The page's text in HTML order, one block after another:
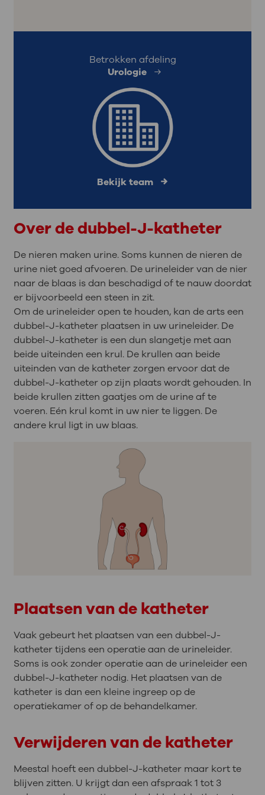
Betrokken afdeling
Urologie
Bekijk team
Over de dubbel-J-katheter
De nieren maken urine. Soms kunnen de nieren de
urine niet goed afvoeren. De urineleider van de nier
naar de blaas is dan beschadigd of te nauw doordat
er bijvoorbeeld een steen in zit.
Om de urineleider open te houden, kan de arts een
dubbel-J-katheter plaatsen in uw urineleider. De
dubbel-J-katheter is een dun slangetje met aan
beide uiteinden een krul. De krullen aan beide
uiteinden van de katheter zorgen ervoor dat de
dubbel-J-katheter op zijn plaats wordt gehouden. In
beide krullen zitten gaatjes om de urine af te
voeren. Eén krul komt in uw nier te liggen. De
andere krul ligt in uw blaas.
Plaatsen van de katheter
Vaak gebeurt het plaatsen van een dubbel-J-
katheter tijdens een operatie aan de urineleider.
Soms is ook zonder operatie aan de urineleider een
dubbel-J-katheter nodig. Het plaatsen van de
katheter is dan een kleine ingreep op de
operatiekamer of op de behandelkamer.
Verwijderen van de katheter
Meestal hoeft een dubbel-J-katheter maar kort te
blijven zitten. U krijgt dan een afspraak 1 tot 3